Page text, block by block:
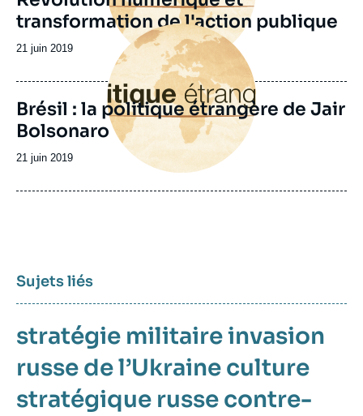
transformation de l'action publique
Date
publication
21 juin 2019
Image
principale
Brésil : la politique étrangère de Jair
Bolsonaro
Date
publication
21 juin 2019
Sujets liés
stratégie militaireinvasion
russe de l’Ukraine culture
stratégique russe contre-